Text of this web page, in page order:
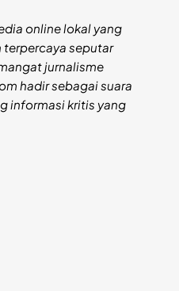
online lokal yang
terpercaya seputar
jurnalisme
hadir sebagai suara
informasi kritis yang